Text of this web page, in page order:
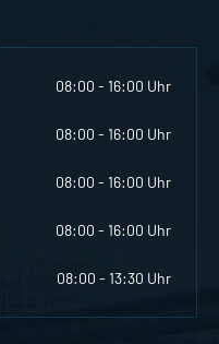
08:00 - 16:00 Uhr
08:00 - 16:00 Uhr
08:00 - 16:00 Uhr
08:00 - 16:00 Uhr
08:00 - 13:30 Uhr